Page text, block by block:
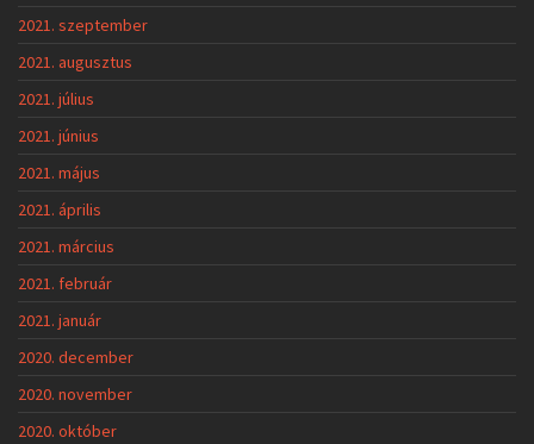
2021. szeptember
2021. augusztus
2021. július
2021. június
2021. május
2021. április
2021. március
2021. február
2021. január
2020. december
2020. november
2020. október